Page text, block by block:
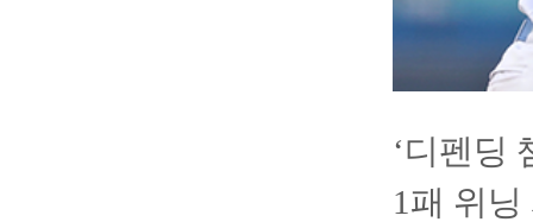
‘디펜딩
1패 위